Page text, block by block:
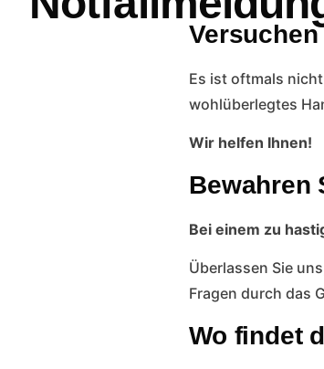
Es ist oftmals
wohlüberlegtes
Wir helfen Ihnen!
Bewahren
Bei einem zu
Überlassen Sie
Fragen durch das
Wo findet